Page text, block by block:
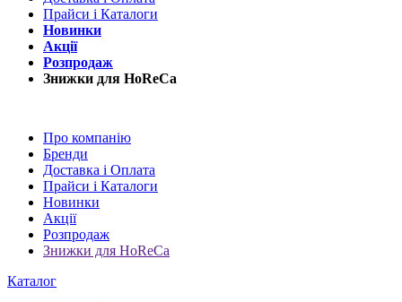
Прайси і Каталоги
Новинки
Акції
Розпродаж
Знижки для HoReCa
Про компанію
Бренди
Доставка і Оплата
Прайси і Каталоги
Новинки
Акції
Розпродаж
Знижки для HoReCa
Каталог